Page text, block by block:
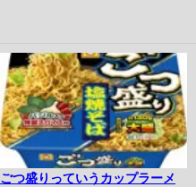
ごつ盛りっていうカップラーメ